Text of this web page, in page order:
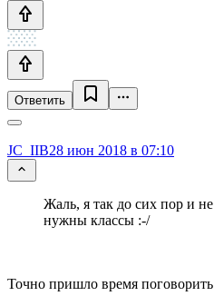
Ответить
JC_IIB28 июн 2018 в 07:10
Жаль, я так до сих пор и
нужны классы :-/
Точно пришло время